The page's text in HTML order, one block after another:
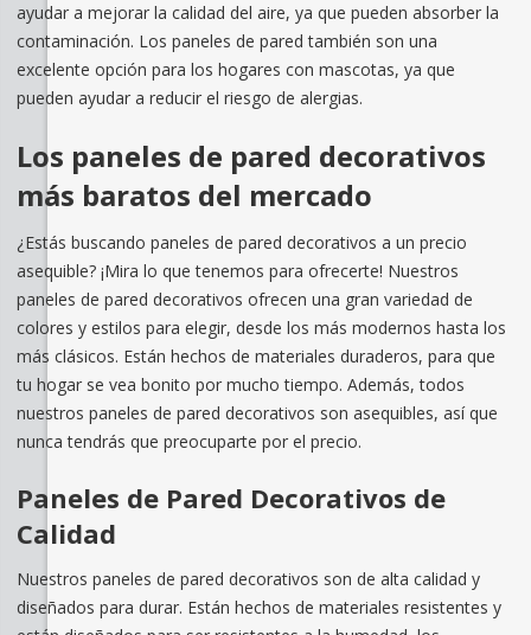
ayudar a mejorar la calidad del aire, ya que pueden absorber la
contaminación. Los paneles de pared también son una
excelente opción para los hogares con mascotas, ya que
pueden ayudar a reducir el riesgo de alergias.
Los paneles de pared decorativos
más baratos del mercado
¿Estás buscando paneles de pared decorativos a un precio
asequible? ¡Mira lo que tenemos para ofrecerte! Nuestros
paneles de pared decorativos ofrecen una gran variedad de
colores y estilos para elegir, desde los más modernos hasta los
más clásicos. Están hechos de materiales duraderos, para que
tu hogar se vea bonito por mucho tiempo. Además, todos
nuestros paneles de pared decorativos son asequibles, así que
nunca tendrás que preocuparte por el precio.
Paneles de Pared Decorativos de
Calidad
Nuestros paneles de pared decorativos son de alta calidad y
diseñados para durar. Están hechos de materiales resistentes y